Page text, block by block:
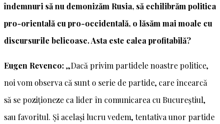
îndemnuri să nu demonizăm Rusia, să echilibrăm politica
pro-orientală cu pro-occidentală, o lăsăm mai moale cu
discursurile belicoase. Asta este calea profitabilă?
Eugen Revenco:„Dacă privim partidele noastre politice,
noi vom observa că sunt o serie de partide, care încearcă
să se poziționeze ca lider în comunicarea cu Bucureștiul,
sau favoritul. Și același lucru vedem, tentativa unor partide